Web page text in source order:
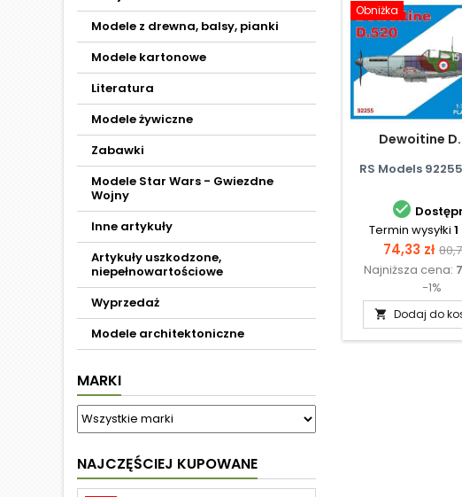
Modele z drewna, balsy, pianki
Modele kartonowe
Literatura
Modele żywiczne
Zabawki
Modele Star Wars - Gwiezdne
Wojny
Inne artykuły
Artykuły uszkodzone,
niepełnowartościowe
Wyprzedaż
Modele architektoniczne
MARKI
NAJCZĘŚCIEJ KUPOWANE
Obniżka
Dewoitine
RS Models

Termin wysyłki
Cena
74,33 zł
Najniższa cena:
-1%
 Dodaj do